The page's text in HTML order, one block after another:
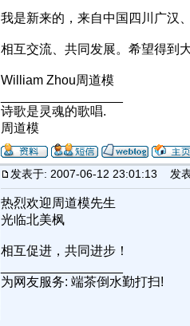
我是新来的，来自中国四川广汉
相互交流、共同发展。希望得到
William Zhou周道模
诗歌是灵魂的歌唱.
周道模
发表于: 2007-06-12 23:01:13 发
热烈欢迎周道模先生
光临北美枫
相互促进，共同进步！
为网友服务: 端茶倒水勤打扫!